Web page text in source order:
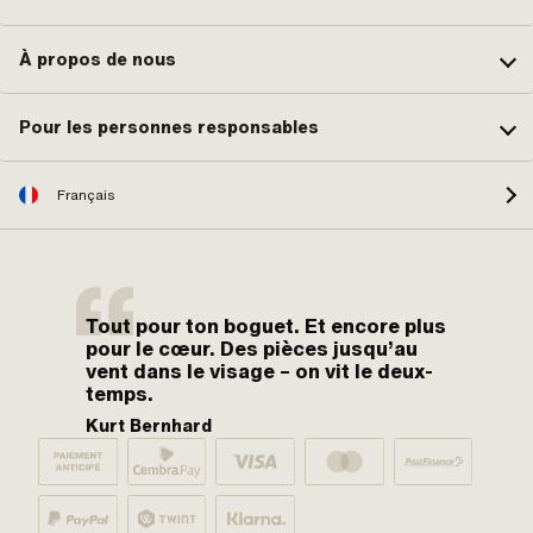
À propos de nous
Pour les personnes responsables
Français
Tout pour ton boguet. Et encore plus
pour le cœur. Des pièces jusqu’au
vent dans le visage – on vit le deux-
temps.
Kurt Bernhard